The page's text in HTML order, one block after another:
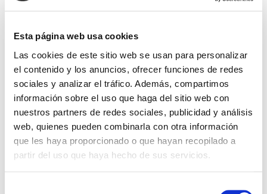
Esta página web usa cookies
Las cookies de este sitio web se usan para personalizar
el contenido y los anuncios, ofrecer funciones de redes
sociales y analizar el tráfico. Además, compartimos
información sobre el uso que haga del sitio web con
nuestros partners de redes sociales, publicidad y análisis
web, quienes pueden combinarla con otra información
que les haya proporcionado o que hayan recopilado a
partir del uso que haya hecho de sus servicios.
El diario de Álex 3: ¡Álex,
cámara y acción!
Garrido
9,99€ 0,50€ (5%)
9,49€
Gente Común Perdidos y
Hallados
16,00€ 0,80€ (5%)
15,20€
Stock:-